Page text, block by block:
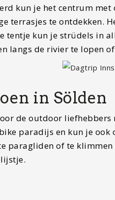
kun je het centrum
terrasjes te ontdekken.
tentje kun je strüdels in
langs de rivier te lopen
in Sölden
de outdoor liefhebbers
paradijs en kun je ook
paragliden of te